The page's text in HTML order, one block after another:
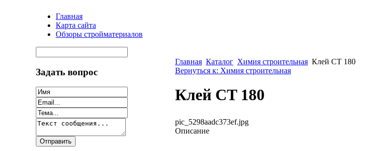
Главная
Карта сайта
Обзоры стройматериалов
Задать вопрос
Главная Каталог Химия строительная Клей CT 180
Вернуться к: Химия строительная
Клей CT 180
pic_5298aadc373ef.jpg
Описание